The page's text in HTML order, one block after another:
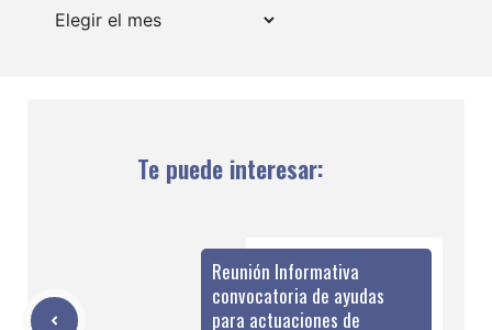
Archivos
Te puede interesar:
Reunión Informativa
convocatoria de ayudas
para actuaciones de